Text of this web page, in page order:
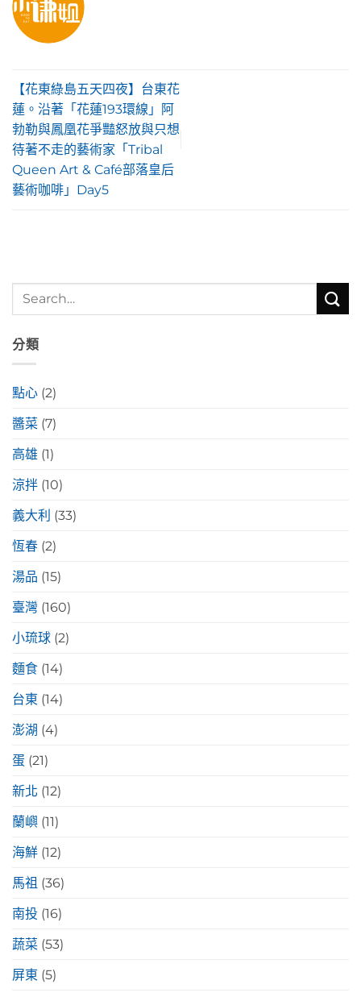
【花東綠島五天四夜】台東花
蓮。沿著「花蓮193環線」阿
勃勒與鳳凰花爭豔怒放與只想
待著不走的藝術家「Tribal
Queen Art & Café部落皇后
藝術咖啡」Day5
分類
點心 (2)
醬菜 (7)
高雄 (1)
涼拌 (10)
義大利 (33)
恆春 (2)
湯品 (15)
臺灣 (160)
小琉球 (2)
麵食 (14)
台東 (14)
澎湖 (4)
蛋 (21)
新北 (12)
蘭嶼 (11)
海鮮 (12)
馬祖 (36)
南投 (16)
蔬菜 (53)
屏東 (5)